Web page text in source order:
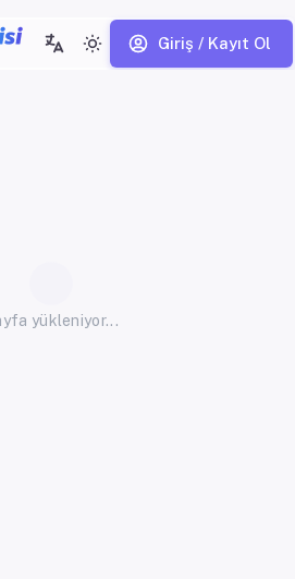
Giriş / Kayıt Ol
yükleniyor...